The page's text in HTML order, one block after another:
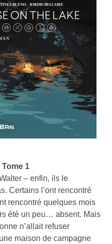
1
– enfin, ils le
Certains l’ont rencontré
rencontré quelques mois
été un peu… absent. Mais
n’allait refuser
maison de campagne